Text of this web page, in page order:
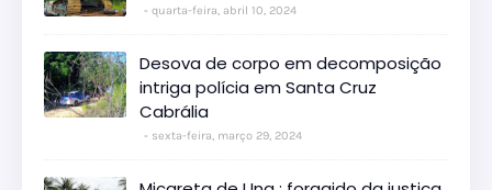
quarta-feira, abril 10, 2024
Desova de corpo em decomposição
intriga polícia em Santa Cruz
Cabrália
sexta-feira, março 29, 2024